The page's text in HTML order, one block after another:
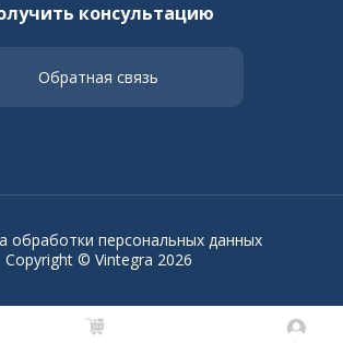
консультацию
Обратная связь
Copyright © Vintegra 2026
обработки персональных данных